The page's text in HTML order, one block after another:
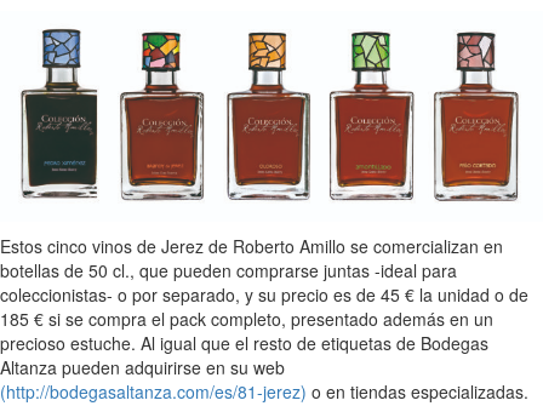
Estos cinco vinos de Jerez de Roberto Amillo se comercializan en
botellas de 50 cl., que pueden comprarse juntas -ideal para
coleccionistas- o por separado, y su precio es de 45 € la unidad o de
185 € si se compra el pack completo, presentado además en un
precioso estuche. Al igual que el resto de etiquetas de Bodegas
Altanza pueden adquirirse en su web
(http://bodegasaltanza.com/es/81-jerez) o en tiendas especializadas.